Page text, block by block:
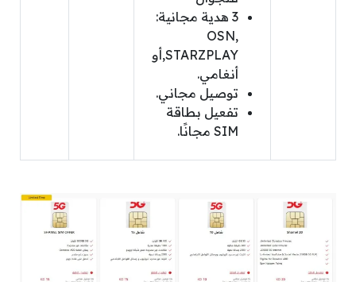
3 هدية مجانية:
OSN,
STARZPLAY,أو
أنغامي.
توصيل مجاني.
تفعيل بطاقة
SIM مجانًا.